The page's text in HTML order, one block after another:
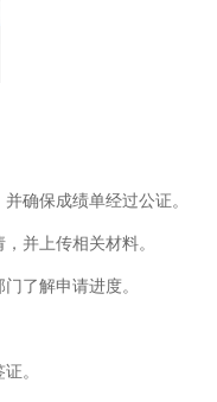
确保成绩单经过公证。
并上传相关材料。
了解申请进度。
。